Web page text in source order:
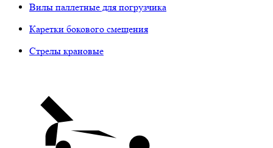
Вилы паллетные для погрузчика
Каретки бокового смещения
Стрелы крановые